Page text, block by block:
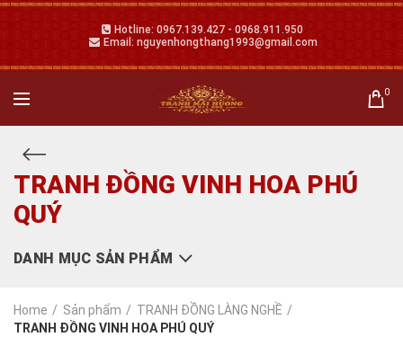
Hotline: 0967.139.427 - 0968.911.950
Email: nguyenhongthang1993@gmail.com
0
TRANH ĐỒNG VINH HOA PHÚ
QUÝ
DANH MỤC SẢN PHẨM
Home Sản phẩm
TRANH ĐỒNG LÀNG NGHỀ
TRANH ĐỒNG VINH HOA PHÚ QUÝ